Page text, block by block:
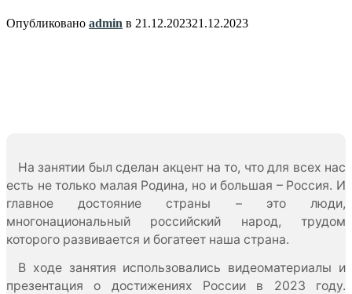
Опубликовано admin в 21.12.202321.12.2023
На занятии был сделан акцент на то, что для всех нас
есть не только малая Родина, но и большая – Россия. И
главное достояние страны – это люди,
многонациональный российский народ, трудом
которого развивается и богатеет наша страна.
В ходе занятия использовались видеоматериалы и
презентация о достижениях России в 2023 году.